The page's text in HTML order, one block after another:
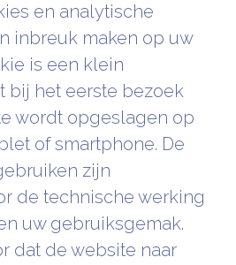
en analytische
inbreuk maken op uw
is een klein
bij het eerste bezoek
wordt opgeslagen op
of smartphone. De
zijn
de technische werking
uw gebruiksgemak.
dat de website naar